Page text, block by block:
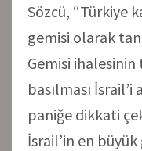
Sözcü, “Türkiye
gemisi olarak
Gemisi
basılması
paniğe dikkati
İsrail’in en